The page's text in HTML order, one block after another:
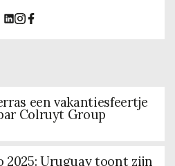
een vakantiesfeertje
Colruyt Group
2025: Uruguay toont zijn